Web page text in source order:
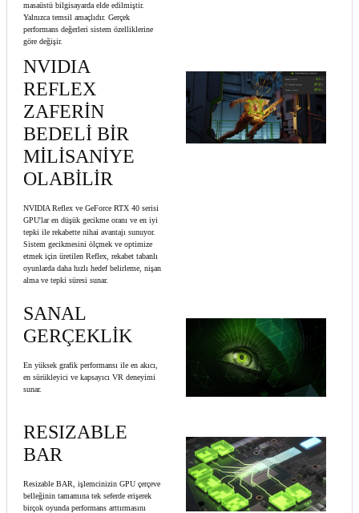
masaüstü bilgisayarda elde edilmiştir.
Yalnızca temsil amaçlıdır. Gerçek
performans değerleri sistem özelliklerine
göre değişir.
NVIDIA
REFLEX
ZAFERİN
BEDELİ BİR
MİLİSANİYE
OLABİLİR
NVIDIA Reflex ve GeForce RTX 40 serisi
GPU'lar en düşük gecikme oranı ve en iyi
tepki ile rekabette nihai avantajı sunuyor.
Sistem gecikmesini ölçmek ve optimize
etmek için üretilen Reflex, rekabet tabanlı
oyunlarda daha hızlı hedef belirleme, nişan
alma ve tepki süresi sunar.
SANAL
GERÇEKLİK
En yüksek grafik performansı ile en akıcı,
en sürükleyici ve kapsayıcı VR deneyimi
sunar.
RESIZABLE
BAR
Resizable BAR, işlemcinizin GPU çerçeve
belleğinin tamamına tek seferde erişerek
birçok oyunda performans arttırmasını